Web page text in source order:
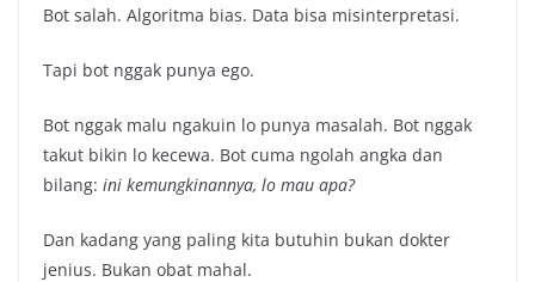
Bot salah. Algoritma bias. Data bisa misinterpretasi.
Tapi bot nggak punya ego.
Bot nggak malu ngakuin lo punya masalah. Bot nggak
takut bikin lo kecewa. Bot cuma ngolah angka dan
bilang: ini kemungkinannya, lo mau apa?
Dan kadang yang paling kita butuhin bukan dokter
jenius. Bukan obat mahal.